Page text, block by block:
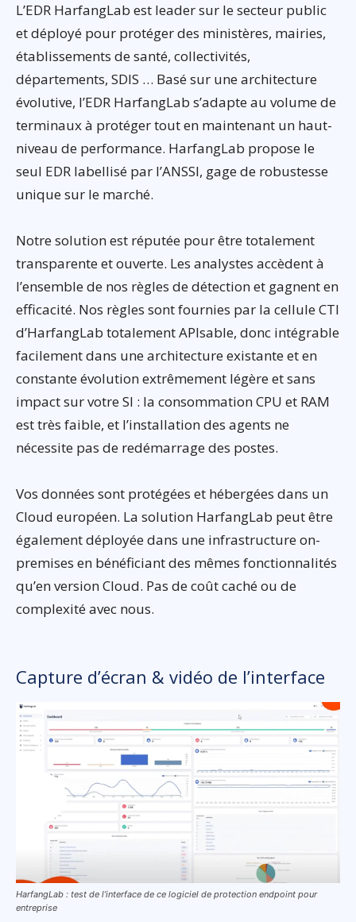
L’EDR HarfangLab est leader sur le secteur public
et déployé pour protéger des ministères, mairies,
établissements de santé, collectivités,
départements, SDIS … Basé sur une architecture
évolutive, l’EDR HarfangLab s’adapte au volume de
terminaux à protéger tout en maintenant un haut-
niveau de performance. HarfangLab propose le
seul EDR labellisé par l’ANSSI, gage de robustesse
unique sur le marché.
Notre solution est réputée pour être totalement
transparente et ouverte. Les analystes accèdent à
l’ensemble de nos règles de détection et gagnent en
efficacité. Nos règles sont fournies par la cellule CTI
d’HarfangLab totalement APIsable, donc intégrable
facilement dans une architecture existante et en
constante évolution extrêmement légère et sans
impact sur votre SI : la consommation CPU et RAM
est très faible, et l’installation des agents ne
nécessite pas de redémarrage des postes.
Vos données sont protégées et hébergées dans un
Cloud européen. La solution HarfangLab peut être
également déployée dans une infrastructure on-
premises en bénéficiant des mêmes fonctionnalités
qu’en version Cloud. Pas de coût caché ou de
complexité avec nous.
Capture d’écran & vidéo de l’interface
HarfangLab : test de l’interface de ce logiciel de protection endpoint pour
entreprise